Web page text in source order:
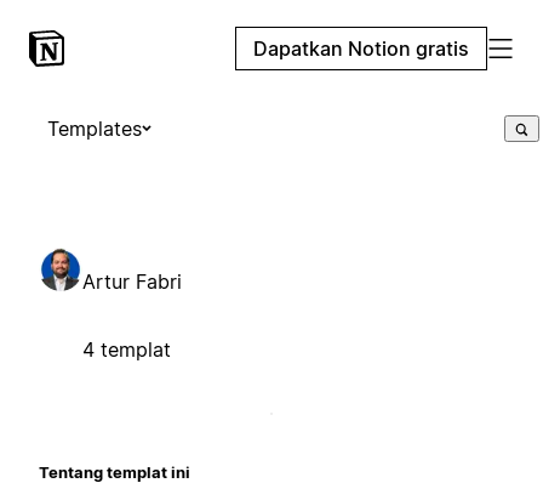
Dapatkan Notion gratis
Templates
Artur Fabri
4 templat
Tentang templat ini